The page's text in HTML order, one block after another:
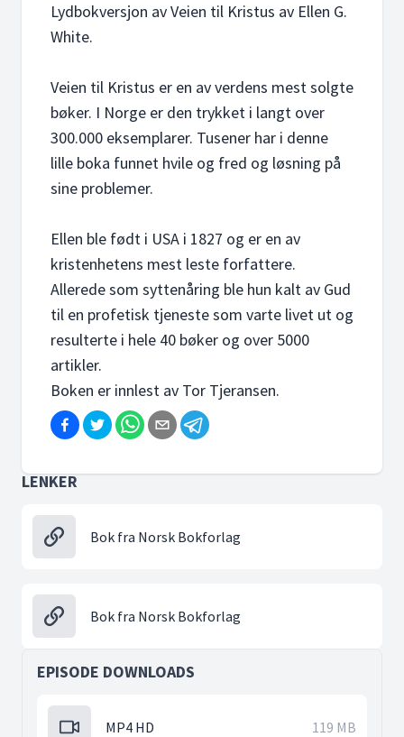
Lydbokversjon av Veien til Kristus av Ellen G.
White.
Veien til Kristus er en av verdens mest solgte
bøker. I Norge er den trykket i langt over
300.000 eksemplarer. Tusener har i denne
lille boka funnet hvile og fred og løsning på
sine problemer.
Ellen ble født i USA i 1827 og er en av
kristenhetens mest leste forfattere.
Allerede som syttenåring ble hun kalt av Gud
til en profetisk tjeneste som varte livet ut og
resulterte i hele 40 bøker og over 5000
artikler.
Boken er innlest av Tor Tjeransen.
LENKER
Bok fra Norsk Bokforlag
Bok fra Norsk Bokforlag
EPISODE DOWNLOADS
MP4 HD 119 MB